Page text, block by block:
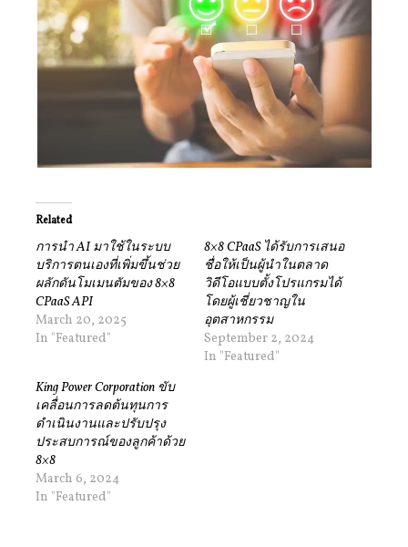
Related
การนำ AI มาใช้ในระบบ
บริการตนเองที่เพิ่มขึ้นช่วย
ผลักดันโมเมนตัมของ 8×8
CPaaS API
March 20, 2025
In "Featured"
8×8 CPaaS ได้รับการเสนอ
ชื่อให้เป็นผู้นำในตลาด
วิดีโอแบบตั้งโปรแกรมได้
โดยผู้เชี่ยวชาญใน
อุตสาหกรรม
September 2, 2024
In "Featured"
King Power Corporation ขับ
เคลื่อนการลดต้นทุนการ
ดำเนินงานและปรับปรุง
ประสบการณ์ของลูกค้าด้วย
8×8
March 6, 2024
In "Featured"